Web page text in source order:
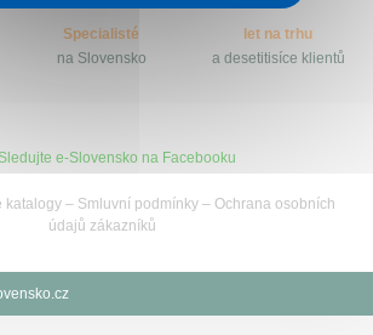
Specialisté
na Slovensko
let na trhu
a desetitisíce klientů
Sledujte e-Slovensko na Facebooku
katalogy– Smluvní podmínky– Ochrana osobních
údajů zákazníků